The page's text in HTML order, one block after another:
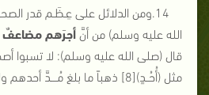
14.ومن الدلائل على عِـظَـم قدر
الله عليه وسلم) من أنَّ أجرَهم مضاعفٌ
قال (صلى الله عليه وسلم): لا تسبوا
مثل (أُحُــدٍ)[8] ذهباً ما بلغ مُــــدَّ أحدهم ولا نَصِيفَه.[9]